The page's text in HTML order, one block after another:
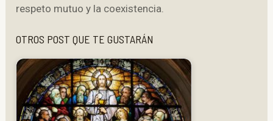
respeto mutuo y la coexistencia.
OTROS POST QUE TE GUSTARÁN